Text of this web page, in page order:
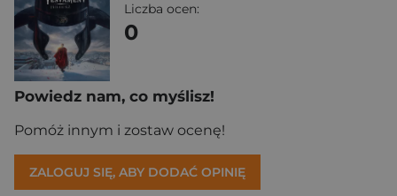
Liczba ocen:
0
Powiedz nam, co myślisz!
Pomóż innym i zostaw ocenę!
ZALOGUJ SIĘ, ABY DODAĆ OPINIĘ